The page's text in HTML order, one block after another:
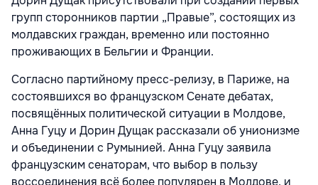
групп сторонников партии „Правые”, состоящих из
молдавских граждан, временно или постоянно
проживающих в Бельгии и Франции.
Согласно партийному пресс-релизу, в Париже, на
состоявшихся во французском Сенате дебатах,
посвящённых политической ситуации в Молдове,
Анна Гуцу и Дорин Дущак рассказали об унионизме
и объединении с Румынией. Анна Гуцу заявила
французским сенаторам, что выбор в пользу